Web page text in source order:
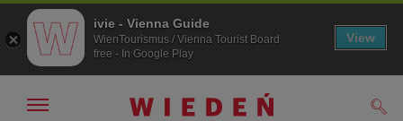
Pokaż/ukryj
ivie - Vienna Guide
WienTourismus / Vienna Tourist Board
free - In Google Play
View